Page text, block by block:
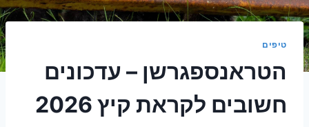
טיפים
הטראנספגרשן – עדכונים
חשובים לקראת קיץ 2026